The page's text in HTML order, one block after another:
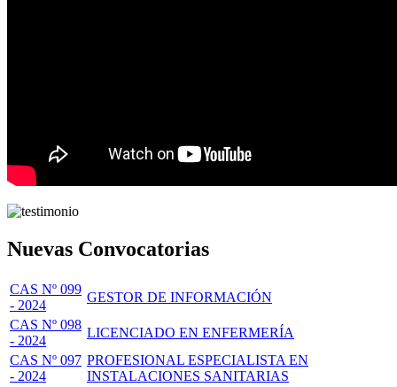
Nuevas Convocatorias
CAS Nº 099
- 2024
GESTOR DE INFORMACIÓN
CAS Nº 098
- 2024
LICENCIADO EN ENFERMERÍA
CAS Nº 097
- 2024
PROFESIONAL ESPECIALISTA EN
INSTALACIONES SANITARIAS